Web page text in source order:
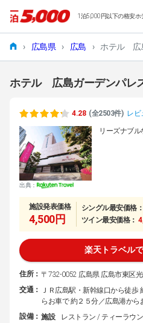
1泊5,000円以下の格安ホ
› 広島県 › 広島 › ホテル 広
ホテル 広島ガーデンパレ
4.28 (全2503件) レビ
出典：
リーズナブル
施設発表価格
4,500円
シングル最安価格：
ツイン最安価格：
楽天トラベル
住所： 〒732-0052 広島県 広島市東区光
交通：
ＪＲ広島駅・新幹線口から徒歩
らお車で 約２５分／広島港から
設備： 施設
レストラン / ティーラウ